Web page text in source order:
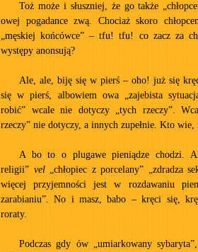
Toż może i słuszniej, że go także
owej pogadance zwą. Chociaż skoro
„męskiej końcówce” – tfu! tfu! co zacz za
występy anonsują?
Ale, ale, biję się w pierś – oho! już się
się w pierś, albowiem owa „zajebista
robić” wcale nie dotyczy „tych rzeczy”.
rzeczy” nie dotyczy, a innych zupełnie. Kto wie,
A bo to o plugawe pieniądze chodzi.
religii” vel„chłopiec z porcelany” „zdradza
więcej przyjemności jest w rozdawaniu
zarabianiu”. No i masz, babo – kręci się,
roraty.
Podczas gdy ów „umiarkowany